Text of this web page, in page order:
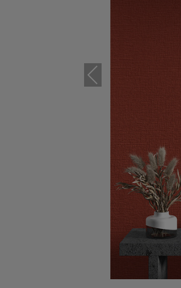
Previous